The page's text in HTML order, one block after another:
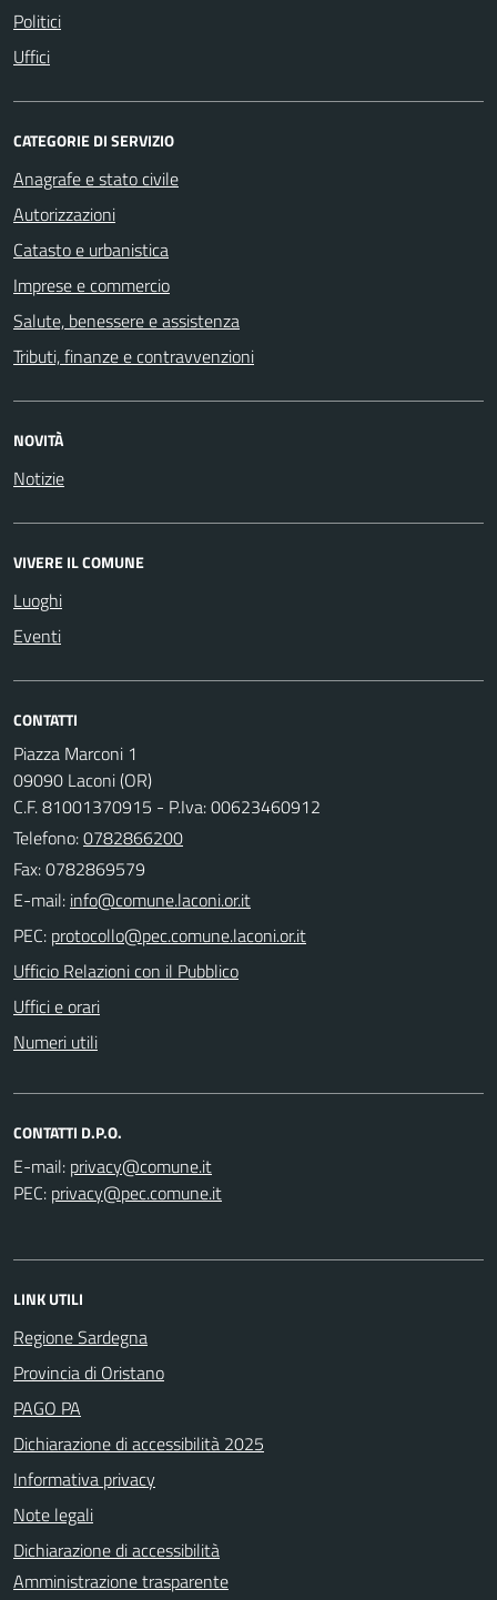
Politici
Uffici
CATEGORIE DI SERVIZIO
Anagrafe e stato civile
Autorizzazioni
Catasto e urbanistica
Imprese e commercio
Salute, benessere e assistenza
Tributi, finanze e contravvenzioni
NOVITÀ
Notizie
VIVERE IL COMUNE
Luoghi
Eventi
CONTATTI
Piazza Marconi 1
09090 Laconi (OR)
C.F. 81001370915 - P.Iva: 00623460912
Telefono:0782866200
Fax: 0782869579
E-mail:
PEC:
Ufficio Relazioni con il Pubblico
Uffici e orari
Numeri utili
CONTATTI D.P.O.
E-mail:
PEC:
LINK UTILI
Regione Sardegna
Provincia di Oristano
PAGO PA
Dichiarazione di accessibilità 2025
Informativa privacy
Note legali
Dichiarazione di accessibilità
Amministrazione trasparente